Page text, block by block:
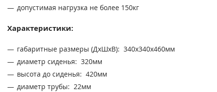
допустимая нагрузка не более 150кг
Характеристики:
габаритные размеры (ДхШхВ): 340х340х460мм
диаметр сиденья: 320мм
высота до сиденья: 420мм
диаметр трубы: 22мм